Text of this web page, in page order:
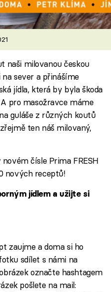
naši milovanou českou
sever a přinášíme
jídla, která by byla škoda
pro masožravce máme
guláše z různých koutů
ten náš milovaný,
čísle Prima FRESH
nových receptů!
jídlem a užijte si
zaujme a doma si ho
sdílet s námi na
označte hashtagem
pošlete na mail: